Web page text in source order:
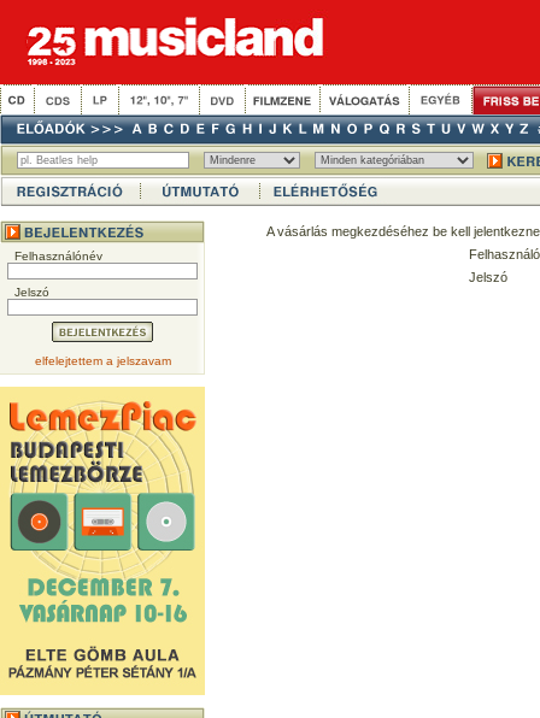
Felhasználónév
Jelszó
elfelejtettem a jelszavam
A vásárlás megkezdéséhez be kell
Jelszó